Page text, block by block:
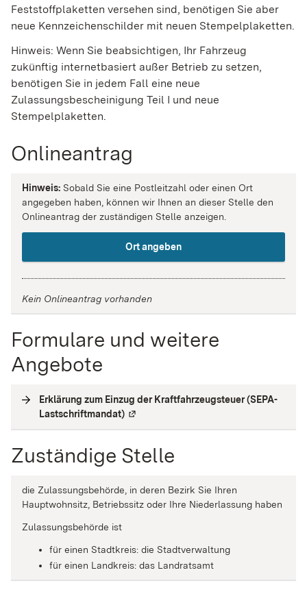
Feststoffplaketten versehen sind, benötigen Sie aber
neue Kennzeichenschilder mit neuen Stempelplaketten.
Hinweis: Wenn Sie beabsichtigen, Ihr Fahrzeug
zukünftig internetbasiert außer Betrieb zu setzen,
benötigen Sie in jedem Fall eine neue
Zulassungsbescheinigung Teil I und neue
Stempelplaketten.
Onlineantrag
Hinweis: Sobald Sie eine Postleitzahl oder einen Ort
angegeben haben, können wir Ihnen an dieser Stelle den
Onlineantrag der zuständigen Stelle anzeigen.
Ort angeben
Kein Onlineantrag vorhanden
Formulare und weitere
Angebote
Erklärung zum Einzug der Kraftfahrzeugsteuer (SEPA-
Lastschriftmandat) Externe Verlinkung
Zuständige Stelle
die Zulassungsbehörde, in deren Bezirk Sie Ihren
Hauptwohnsitz, Betriebssitz oder Ihre Niederlassung haben
Zulassungsbehörde ist
für einen Stadtkreis: die Stadtverwaltung
für einen Landkreis: das Landratsamt